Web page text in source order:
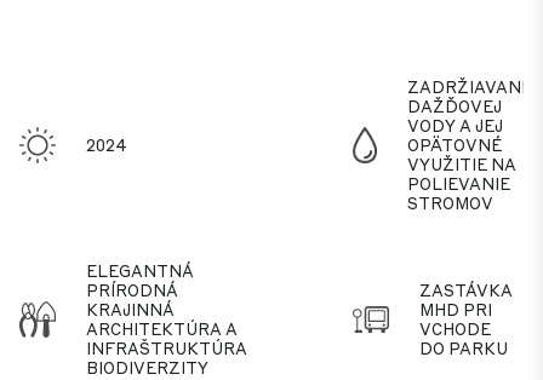
2024
ZADRŽIAVANIE
DAŽĎOVEJ
VODY A JEJ
OPÄTOVNÉ
VYUŽITIE NA
POLIEVANIE
STROMOV
ELEGANTNÁ
PRÍRODNÁ
KRAJINNÁ
ARCHITEKTÚRA A
INFRAŠTRUKTÚRA
BIODIVERZITY
ZASTÁVKA
MHD PRI
VCHODE
DO PARKU